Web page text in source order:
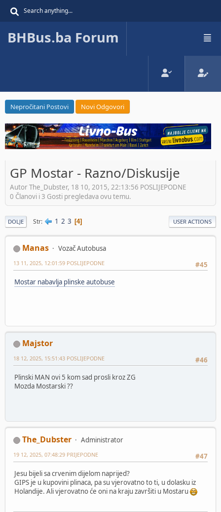
BHBus.ba Forum
Nepročitani Postovi Novi Odgovori
GP Mostar - Razno/Diskusije
Autor The_Dubster, 18 10, 2015, 22:13:56 POSLIJEPODNE
0 Članovi i 3 Gosti pregledava ovu temu.
DOLJE Str 1 2 3 4 USER ACTIONS
Manas
Vozač Autobusa
#45
13 11, 2025, 12:01:59 POSLIJEPODNE
Mostar nabavlja plinske autobuse
Majstor
#46
18 12, 2025, 15:51:43 POSLIJEPODNE
Plinski MAN ovi 5 kom sad prosli kroz ZG
Mozda Mostarski ??
The_Dubster
Administrator
#47
19 12, 2025, 07:48:29 PRIJEPODNE
Jesu bijeli sa crvenim dijelom naprijed?
GIPS je u kupovini plinaca, pa su vjerovatno to ti, u dolasku iz
Holandije. Ali vjerovatno će oni na kraju završiti u Mostaru